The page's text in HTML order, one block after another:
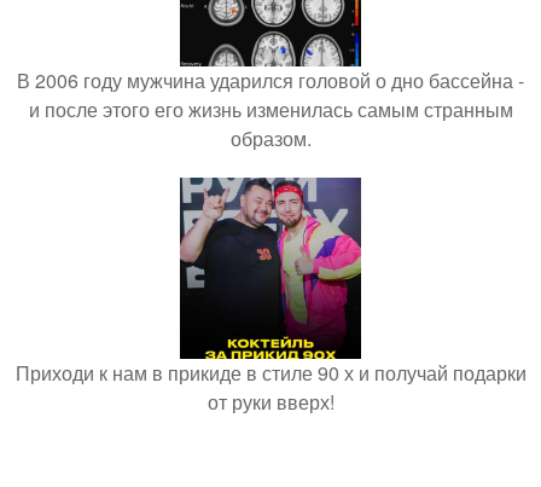
В 2006 году мужчина ударился головой о дно бассейна -
и после этого его жизнь изменилась самым странным
образом.
Приходи к нам в прикиде в стиле 90 х и получай подарки
от руки вверх!